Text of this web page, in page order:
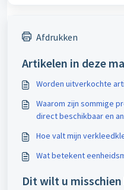
Afdrukken
Artikelen in deze
Worden uitverkochte
Waarom zijn sommige
direct beschikbaar en
Hoe valt mijn
Wat betekent
Dit wilt u misschien